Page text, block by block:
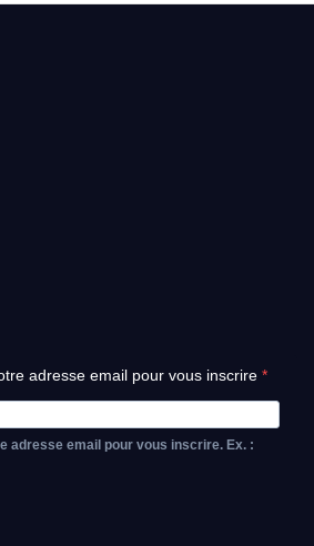
adresse email pour vous inscrire
adresse email pour vous inscrire. Ex. :